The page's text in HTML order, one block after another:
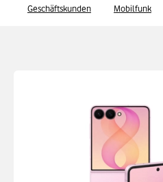
Geschäftskunden Mobilfunk